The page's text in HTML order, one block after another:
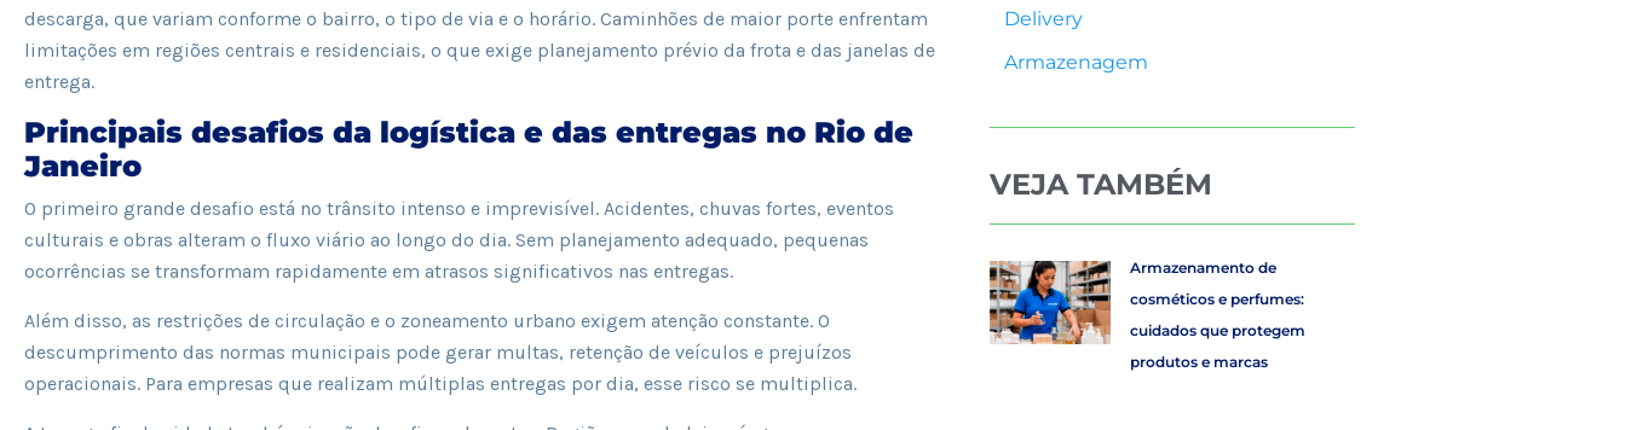
descarga, que variam conforme o bairro, o tipo de via e o horário. Caminhões de maior porte enfrentam
limitações em regiões centrais e residenciais, o que exige planejamento prévio da frota e das janelas de
entrega.
Principais desafios da logística e das entregas no Rio de
Janeiro
O primeiro grande desafio está no trânsito intenso e imprevisível. Acidentes, chuvas fortes, eventos
culturais e obras alteram o fluxo viário ao longo do dia. Sem planejamento adequado, pequenas
ocorrências se transformam rapidamente em atrasos significativos nas entregas.
Além disso, as restrições de circulação e o zoneamento urbano exigem atenção constante. O
descumprimento das normas municipais pode gerar multas, retenção de veículos e prejuízos
operacionais. Para empresas que realizam múltiplas entregas por dia, esse risco se multiplica.
Delivery
Armazenagem
VEJA TAMBÉM
Armazenamento de
cosméticos e perfumes:
cuidados que protegem
produtos e marcas